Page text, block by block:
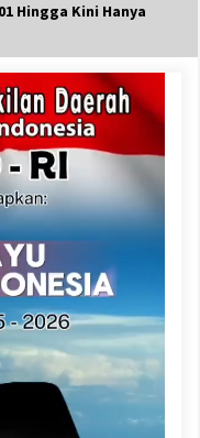
Hingga Kini Hanya